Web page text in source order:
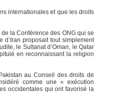
internationales et que les droits
la Conférence des ONG qui se
proposait tout simplement
le Sultanat d’Oman, le Qatar
en reconnaissant la religion
au Conseil des droits de
comme une « exécution
occidentales qui ont favorisé la